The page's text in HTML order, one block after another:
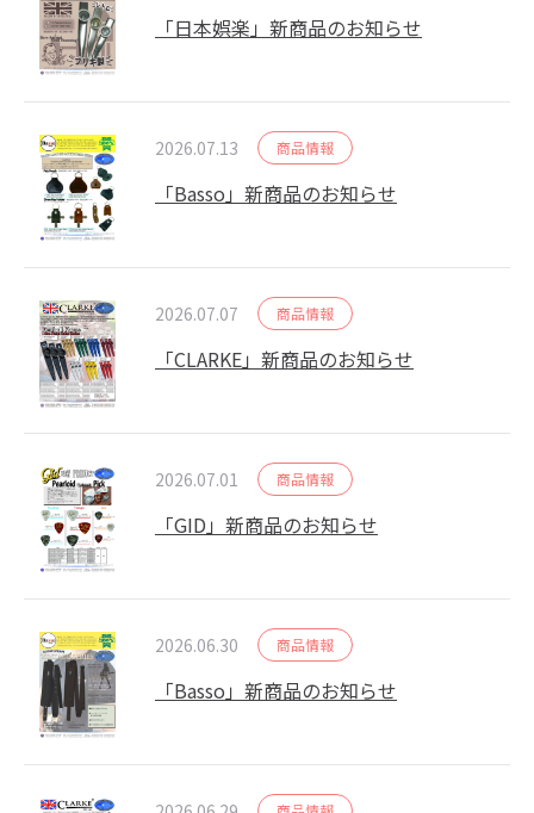
「日本娯楽」新商品のお知らせ
2026.07.13 商品情報
「Basso」新商品のお知らせ
2026.07.07 商品情報
「CLARKE」新商品のお知らせ
2026.07.01 商品情報
「GID」新商品のお知らせ
2026.06.30 商品情報
「Basso」新商品のお知らせ